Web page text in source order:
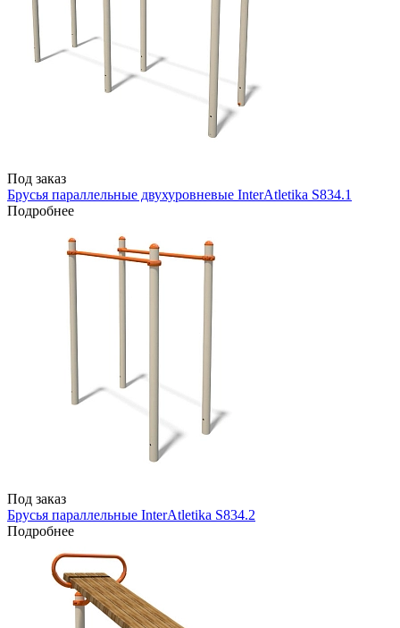
Под заказ
Брусья параллельные двухуровневые InterAtletika S834.1
Подробнее
Под заказ
Брусья параллельные InterAtletika S834.2
Подробнее